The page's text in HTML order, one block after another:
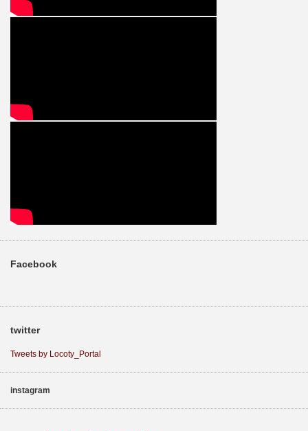
Facebook
twitter
Tweets by Locoty_Portal
instagram